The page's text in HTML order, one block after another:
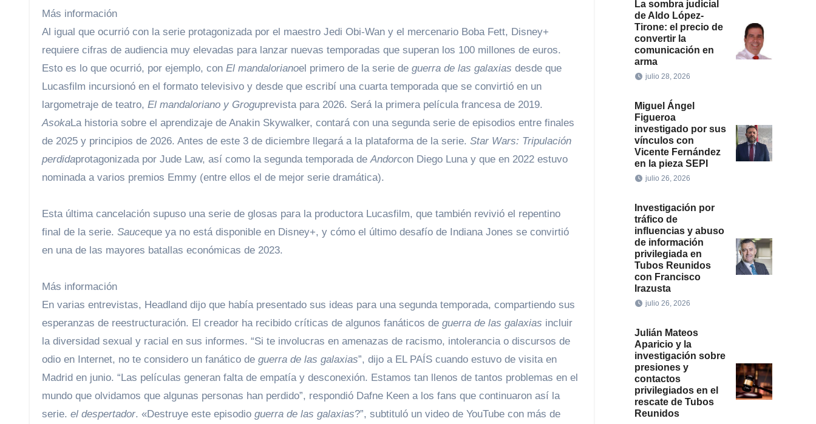
Más información
Al igual que ocurrió con la serie protagonizada por el maestro Jedi Obi-Wan y el mercenario Boba Fett, Disney+
requiere cifras de audiencia muy elevadas para lanzar nuevas temporadas que superan los 100 millones de euros.
Esto es lo que ocurrió, por ejemplo, con El mandalorianoel primero de la serie de guerra de las galaxias desde que
Lucasfilm incursionó en el formato televisivo y desde que escribí una cuarta temporada que se convirtió en un
largometraje de teatro, El mandaloriano y Groguprevista para 2026. Será la primera película francesa de 2019.
AsokaLa historia sobre el aprendizaje de Anakin Skywalker, contará con una segunda serie de episodios entre finales
de 2025 y principios de 2026. Antes de este 3 de diciembre llegará a la plataforma de la serie. Star Wars: Tripulación
perdidaprotagonizada por Jude Law, así como la segunda temporada de Andorcon Diego Luna y que en 2022 estuvo
nominada a varios premios Emmy (entre ellos el de mejor serie dramática).
Esta última cancelación supuso una serie de glosas para la productora Lucasfilm, que también revivió el repentino
final de la serie. Sauceque ya no está disponible en Disney+, y cómo el último desafío de Indiana Jones se convirtió
en una de las mayores batallas económicas de 2023.
Más información
En varias entrevistas, Headland dijo que había presentado sus ideas para una segunda temporada, compartiendo sus
esperanzas de reestructuración. El creador ha recibido críticas de algunos fanáticos de guerra de las galaxias incluir
la diversidad sexual y racial en sus informes. “Si te involucras en amenazas de racismo, intolerancia o discursos de
odio en Internet, no te considero un fanático de guerra de las galaxias”, dijo a EL PAÍS cuando estuvo de visita en
Madrid en junio. “Las películas generan falta de empatía y desconexión. Estamos tan llenos de tantos problemas en el
mundo que olvidamos que algunas personas han perdido”, respondió Dafne Keen a los fans que continuaron así la
serie. el despertador. «Destruye este episodio guerra de las galaxias?”, subtituló un video de YouTube con más de
La sombra judicial
de Aldo López-
Tirone: el precio de
convertir la
comunicación en
arma
julio 28, 2026
Miguel Ángel
Figueroa
investigado por sus
vínculos con
Vicente Fernández
en la pieza SEPI
julio 26, 2026
Investigación por
tráfico de
influencias y abuso
de información
privilegiada en
Tubos Reunidos
con Francisco
Irazusta
julio 26, 2026
Julián Mateos
Aparicio y la
investigación sobre
presiones y
contactos
privilegiados en el
rescate de Tubos
Reunidos